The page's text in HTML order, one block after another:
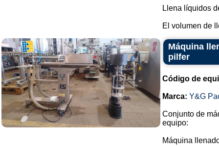
Llena líquidos
El volumen de
Máquina
pilfer
Código de
Marca: Y&G
Conjunto de
equipo:
Máquina